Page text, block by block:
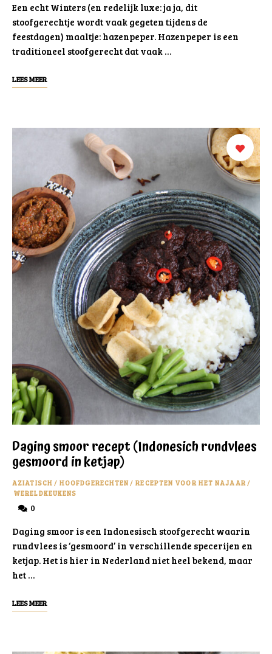
Een echt Winters (en redelijk luxe: ja ja, dit
stoofgerechtje wordt vaak gegeten tijdens de
feestdagen) maaltje: hazenpeper. Hazenpeper is een
traditioneel stoofgerecht dat vaak …
LEES MEER
Daging smoor recept (Indonesich rundvlees
gesmoord in ketjap)
AZIATISCH / HOOFDGERECHTEN / RECEPTEN VOOR HET NAJAAR /
WERELDKEUKENS
0
Daging smoor is een Indonesisch stoofgerecht waarin
rundvlees is ‘gesmoord’ in verschillende specerijen en
ketjap. Het is hier in Nederland niet heel bekend, maar
het …
LEES MEER